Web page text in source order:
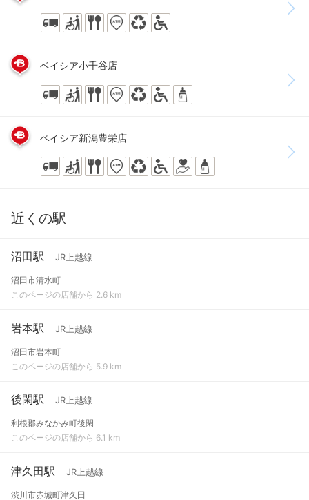
ベイシア小千谷店
ベイシア新潟豊栄店
近くの駅
沼田駅 JR上越線
沼田市清水町
このページの店舗から 2.6 km
岩本駅 JR上越線
沼田市岩本町
このページの店舗から 5.9 km
後閑駅 JR上越線
利根郡みなかみ町後閑
このページの店舗から 6.1 km
津久田駅 JR上越線
渋川市赤城町津久田